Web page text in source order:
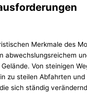
Merkmale des
abwechslungsreichem
Von steinigen
zu steilen Abfahrten
sich ständig